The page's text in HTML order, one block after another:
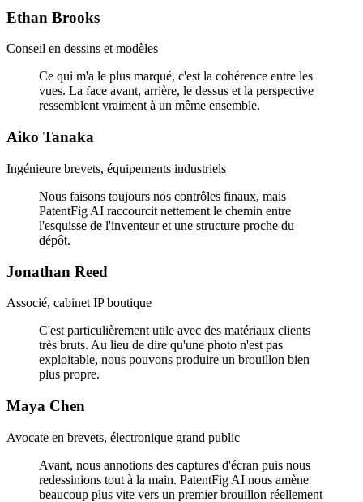
Ethan Brooks
Conseil en dessins et modèles
Ce qui m'a le plus marqué, c'est la cohérence entre les
vues. La face avant, arrière, le dessus et la perspective
ressemblent vraiment à un même ensemble.
Aiko Tanaka
Ingénieure brevets, équipements industriels
Nous faisons toujours nos contrôles finaux, mais
PatentFig AI raccourcit nettement le chemin entre
l'esquisse de l'inventeur et une structure proche du
dépôt.
Jonathan Reed
Associé, cabinet IP boutique
C'est particulièrement utile avec des matériaux clients
très bruts. Au lieu de dire qu'une photo n'est pas
exploitable, nous pouvons produire un brouillon bien
plus propre.
Maya Chen
Avocate en brevets, électronique grand public
Avant, nous annotions des captures d'écran puis nous
redessinions tout à la main. PatentFig AI nous amène
beaucoup plus vite vers un premier brouillon réellement